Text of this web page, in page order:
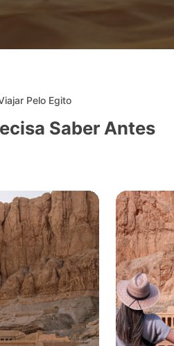
Pelo Egito
Saber Antes